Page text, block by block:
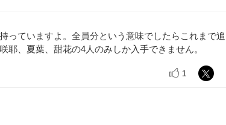
っていますよ。全員分という意味でしたらこれまで追
耶、夏葉、甜花の4人のみしか入手できません。
1